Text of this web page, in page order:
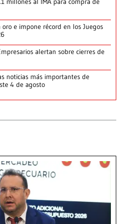
e impone récord en los Juegos
alertan sobre cierres de
noticias más importantes de
4 de agosto